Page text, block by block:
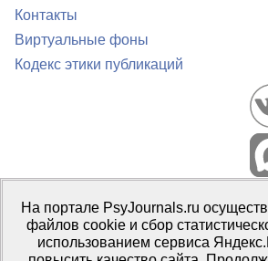
Контакты
Виртуальные фоны
Кодекс этики публикаций
Портал психологических изданий
Правила использования материалов
Свидетельство регистрации СМИЭл № ФС77-
2016 г.
На портале PsyJournals.ru
файлов cookie и сбор
использованием сервиса